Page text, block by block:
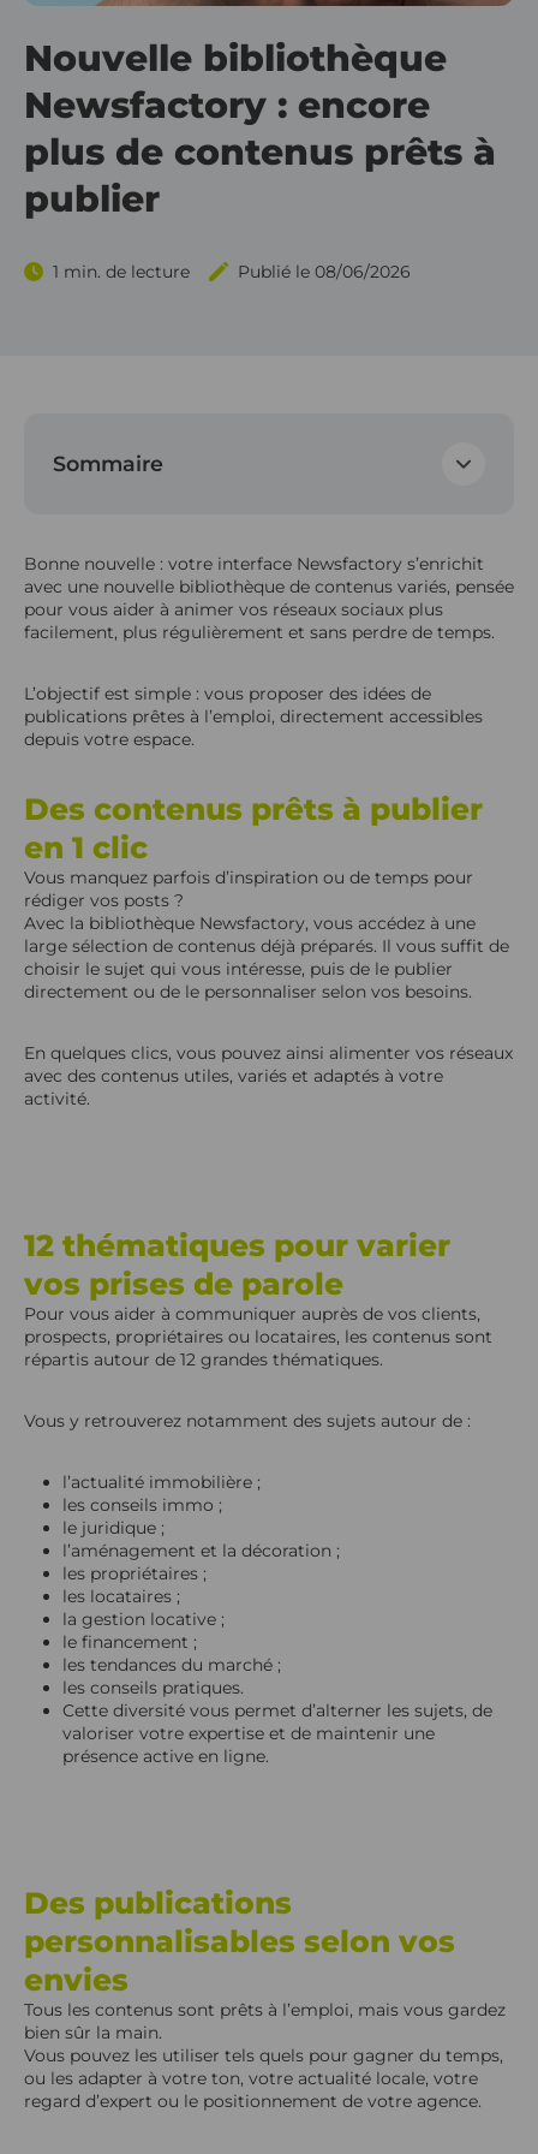
Outils
Nouvelle bibliothèque
Newsfactory : encore
plus de contenus prêts à
publier
1 min. de lecture Publié le 08/06/2026
Sommaire
12 thématiques pour varier vos prises de parole
Des publications personnalisables selon vos envies
À découvrir dès maintenant dans votre interface
Bonne nouvelle : votre interface Newsfactory s’enrichit
avec une nouvelle bibliothèque de contenus variés, pensée
pour vous aider à animer vos réseaux sociaux plus
facilement, plus régulièrement et sans perdre de temps.
L’objectif est simple : vous proposer des idées de
publications prêtes à l’emploi, directement accessibles
depuis votre espace.
Des contenus prêts à publier
en 1 clic
Vous manquez parfois d’inspiration ou de temps pour
rédiger vos posts ?
Avec la bibliothèque Newsfactory, vous accédez à une
large sélection de contenus déjà préparés. Il vous suffit de
choisir le sujet qui vous intéresse, puis de le publier
directement ou de le personnaliser selon vos besoins.
En quelques clics, vous pouvez ainsi alimenter vos réseaux
avec des contenus utiles, variés et adaptés à votre
activité.
12 thématiques pour varier
vos prises de parole
Pour vous aider à communiquer auprès de vos clients,
prospects, propriétaires ou locataires, les contenus sont
répartis autour de 12 grandes thématiques.
Vous y retrouverez notamment des sujets autour de :
l’actualité immobilière ;
les conseils immo ;
le juridique ;
l’aménagement et la décoration ;
les propriétaires ;
les locataires ;
la gestion locative ;
le financement ;
les tendances du marché ;
les conseils pratiques.
Cette diversité vous permet d’alterner les sujets, de
valoriser votre expertise et de maintenir une
présence active en ligne.
Des publications
personnalisables selon vos
envies
Tous les contenus sont prêts à l’emploi, mais vous gardez
bien sûr la main.
Vous pouvez les utiliser tels quels pour gagner du temps,
ou les adapter à votre ton, votre actualité locale, votre
regard d’expert ou le positionnement de votre agence.